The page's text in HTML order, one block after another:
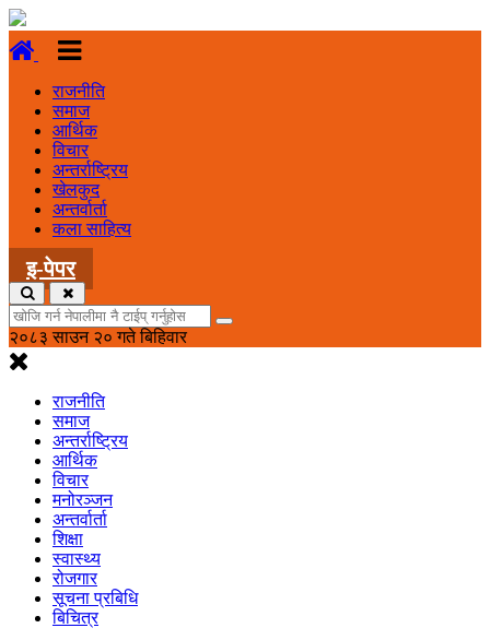
राजनीति
समाज
आर्थिक
विचार
अन्तर्राष्ट्रिय
खेलकुद
अन्तर्वार्ता
कला साहित्य
इ-पेपर
२०८३ साउन २० गते बिहिवार
राजनीति
समाज
अन्तर्राष्ट्रिय
आर्थिक
विचार
मनोरञ्जन
अन्तर्वार्ता
शिक्षा
स्वास्थ्य
रोजगार
सूचना प्रबिधि
बिचित्र